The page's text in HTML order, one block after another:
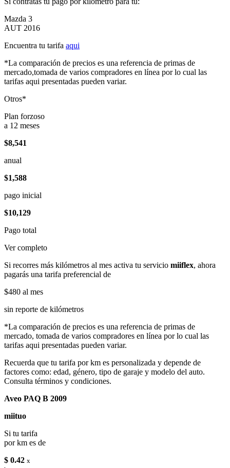
Mazda 3
AUT 2016
Encuentra tu tarifa aqui
*La comparación de precios es una referencia de primas de
mercado,tomada de varios compradores en línea por lo cual las
tarifas aqui presentadas pueden variar.
Otros*
Plan forzoso
a 12 meses
$8,541
anual
$1,588
pago inicial
$10,129
Pago total
Ver completo
Si recorres más kilómetros al mes activa tu servicio miiflex, ahora
pagarás una tarifa preferencial de
$480 al mes
sin reporte de kilómetros
*La comparación de precios es una referencia de primas de
mercado, tomada de varios compradores en línea por lo cual las
tarifas aqui presentadas pueden variar.
Recuerda que tu tarifa por km es personalizada y depende de
factores como: edad, género, tipo de garaje y modelo del auto.
Consulta términos y condiciones.
Aveo PAQ B 2009
miituo
Si tu tarifa
por km es de
$ 0.42 x